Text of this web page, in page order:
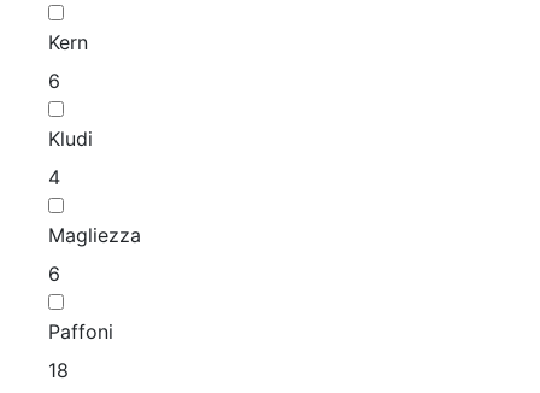
Kern
6
Kludi
4
Magliezza
6
Paffoni
18